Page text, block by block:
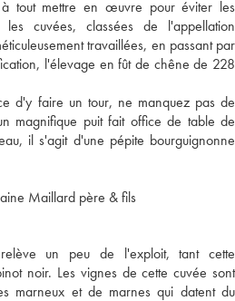
tout mettre en œuvre pour éviter les
les cuvées, classées de l'appellation
travaillées, en passant par
l'élevage en fût de chêne de 228
d'y faire un tour, ne manquez pas de
magnifique puit fait office de table de
il s'agit d'une pépite bourguignonne
Maillard père & fils
un peu de l'exploit, tant cette
noir. Les vignes de cette cuvée sont
marneux et de marnes qui datent du